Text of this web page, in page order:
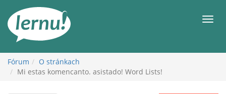
obsah
Fórum
O stránkach
Mi estas komencanto. asistado! Word Lists!